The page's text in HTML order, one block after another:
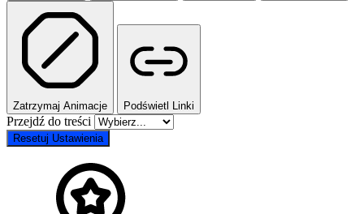
Zatrzymaj Animacje Podświetl Linki
Przejdź do treści
Resetuj Ustawienia